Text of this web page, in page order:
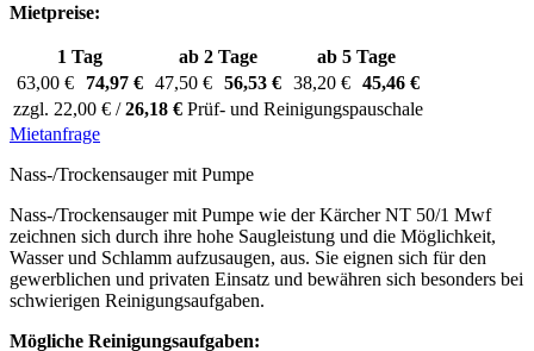
Mietpreise:
1 Tag ab 2 Tage
ab 5 Tage
63,00 €
74,97 € 47,50 € 56,53 € 38,20 € 45,46 €
zzgl. 22,00 € /26,18 € Prüf- und Reinigungspauschale
Mietanfrage
Nass-/Trockensauger mit Pumpe
Nass-/Trockensauger mit Pumpe wie der Kärcher NT 50/1 Mwf
zeichnen sich durch ihre hohe Saugleistung und die Möglichkeit,
Wasser und Schlamm aufzusaugen, aus. Sie eignen sich für den
gewerblichen und privaten Einsatz und bewähren sich besonders bei
schwierigen Reinigungsaufgaben.
Mögliche Reinigungsaufgaben: